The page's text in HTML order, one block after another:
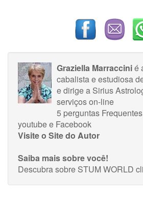
Graziella Marraccinié
cabalista e estudiosa
e dirige a Sirius
serviços on-line
5 perguntas Frequentes
youtubee Facebook
Visite o Site do Autor
Saiba mais sobre você!
Descubra sobre STUM WORLD